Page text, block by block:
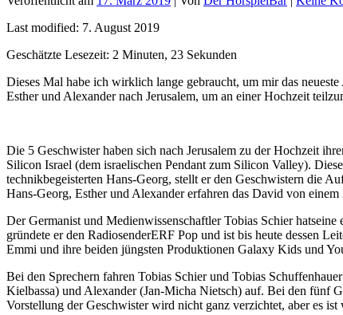
Last modified: 7. August 2019
Geschätzte Lesezeit: 2 Minuten, 23 Sekunden
Dieses Mal habe ich wirklich lange gebraucht, um mir das
Esther und Alexander nach Jerusalem, um an einer Hochzeit
Die 5 Geschwister haben sich nach Jerusalem zu der Hochzeit
Silicon Israel (dem israelischen Pendant zum Silicon Valley).
technikbegeisterten Hans-Georg, stellt er den Geschwistern die
Hans-Georg, Esther und Alexander erfahren das David von
Der Germanist und Medienwissenschaftler Tobias Schier
gründete er den RadiosenderERF Pop und ist bis heute dessen
Emmi und ihre beiden jüngsten Produktionen Galaxy Kids und
Bei den Sprechern fahren Tobias Schier und Tobias
Kielbassa) und Alexander (Jan-Micha Nietsch) auf. Bei den fünf
Vorstellung der Geschwister wird nicht ganz verzichtet, aber es